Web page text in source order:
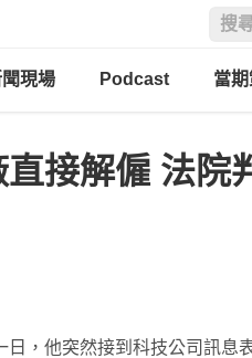
現場 Podcast 當
接解僱 法院
，他突然接到科技公司訊息